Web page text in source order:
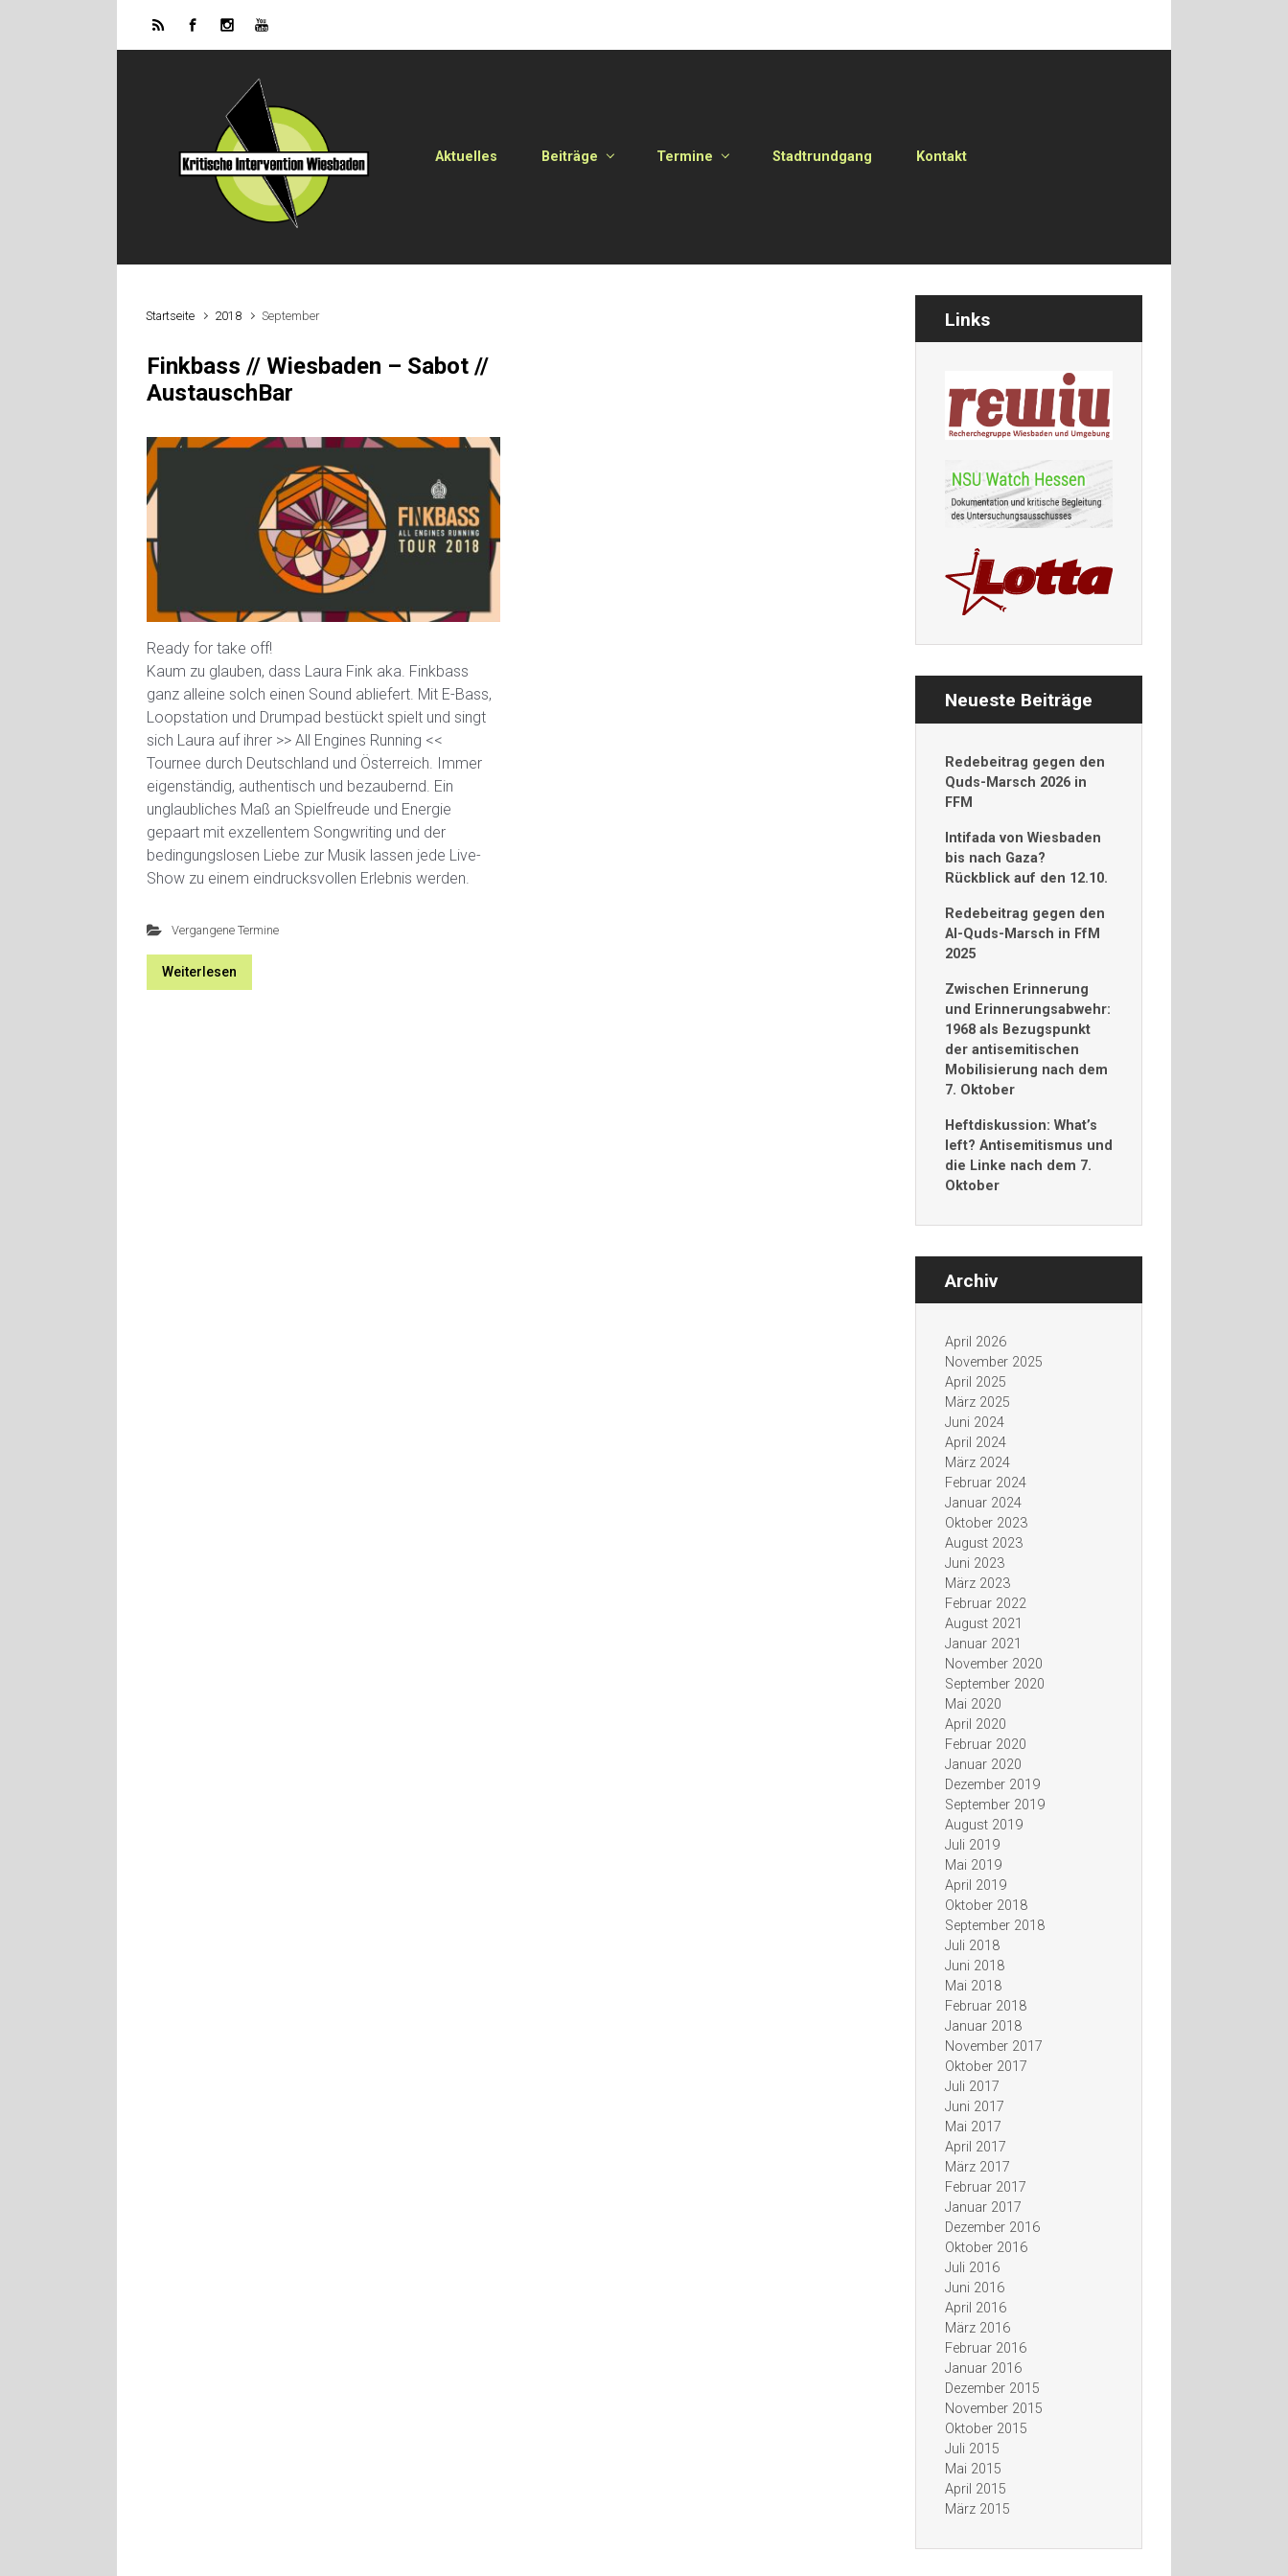
Aktuelles Beiträge Termine Stadtrundgang Kontakt
Startseite 2018 September
Finkbass // Wiesbaden – Sabot //
AustauschBar
Ready for take off!
Kaum zu glauben, dass Laura Fink aka. Finkbass
ganz alleine solch einen Sound abliefert. Mit E-Bass,
Loopstation und Drumpad bestückt spielt und singt
sich Laura auf ihrer >> All Engines Running <<
Tournee durch Deutschland und Österreich. Immer
eigenständig, authentisch und bezaubernd. Ein
unglaubliches Maß an Spielfreude und Energie
gepaart mit exzellentem Songwriting und der
bedingungslosen Liebe zur Musik lassen jede Live-
Show zu einem eindrucksvollen Erlebnis werden.
Vergangene Termine
Weiterlesen
Links
Neueste Beiträge
Redebeitrag gegen den
Quds-Marsch 2026 in
FFM
Intifada von Wiesbaden
bis nach Gaza?
Rückblick auf den 12.10.
Redebeitrag gegen den
Al-Quds-Marsch in FfM
2025
Zwischen Erinnerung
und Erinnerungsabwehr:
1968 als Bezugspunkt
der antisemitischen
Mobilisierung nach dem
7. Oktober
Heftdiskussion: What’s
left? Antisemitismus und
die Linke nach dem 7.
Oktober
Archiv
April 2026
November 2025
April 2025
März 2025
Juni 2024
April 2024
März 2024
Februar 2024
Januar 2024
Oktober 2023
August 2023
Juni 2023
März 2023
Februar 2022
August 2021
Januar 2021
November 2020
September 2020
Mai 2020
April 2020
Februar 2020
Januar 2020
Dezember 2019
September 2019
August 2019
Juli 2019
Mai 2019
April 2019
Oktober 2018
September 2018
Juli 2018
Juni 2018
Mai 2018
Februar 2018
Januar 2018
November 2017
Oktober 2017
Juli 2017
Juni 2017
Mai 2017
April 2017
März 2017
Februar 2017
Januar 2017
Dezember 2016
Oktober 2016
Juli 2016
Juni 2016
April 2016
März 2016
Februar 2016
Januar 2016
Dezember 2015
November 2015
Oktober 2015
Juli 2015
Mai 2015
April 2015
März 2015